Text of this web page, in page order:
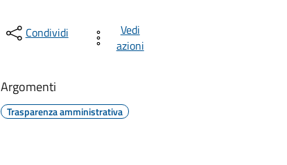
Condividi
Vedi
azioni
Argomenti
Trasparenza amministrativa